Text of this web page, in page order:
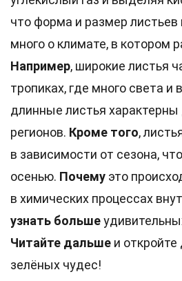
что форма и размер листьев
много о климате, в котором
Например, широкие листья
тропиках, где много света и
длинные листья
регионов. Кроме того,
в зависимости от сезона,
осенью. Почему это
в химических процессах
узнать больше
Читайте дальше и
зелёных чудес!